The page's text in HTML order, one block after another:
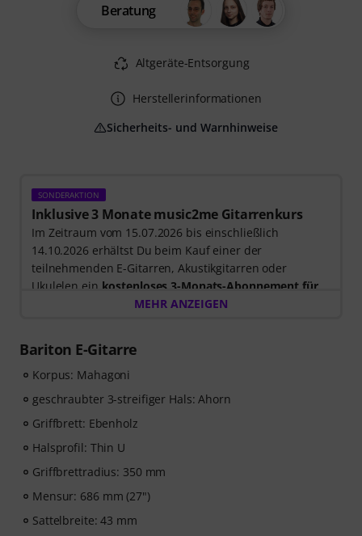
SONDERAKTION
Inklusive 3 Monate music2me Gitarrenkurs
Im Zeitraum vom 15.07.2026 bis einschließlich
14.10.2026 erhältst Du beim Kauf einer der
teilnehmenden E-Gitarren, Akustikgitarren oder
Ukulelen ein kostenloses 3-Monats-Abonnement für
einen Onlinekurs von music2me im Wert von EUR
zugesendet. Das music2me Abo endet nach Ablauf
automatisch.
Music2Me, dein Online-Lernportal für Musik mit einem
pädagogischen Konzept von studierten Musiklehrern.
Ausgezeichnet mit dem deutschen Bildungs-Award
2025/2026 in der Kategorie “E-Learning
Instrumentalunterricht”! Mit über 400 Gitarren
Videolektionen für Anfänger und Fortgeschrittene – von
Pop, Rock und Blues bis Metal und mehr. Mit
persönlichem Support per Chat, Noten zum
MEHR ANZEIGEN
Bariton E-Gitarre
Korpus: Mahagoni
geschraubter 3-streifiger Hals: Ahorn
Griffbrett: Ebenholz
Halsprofil: Thin U
Griffbrettradius: 350 mm
Mensur: 686 mm (27")
Sattelbreite: 43 mm
Beratung
Altgeräte-Entsorgung
Herstellerinformationen
Sicherheits- und Warnhinweise